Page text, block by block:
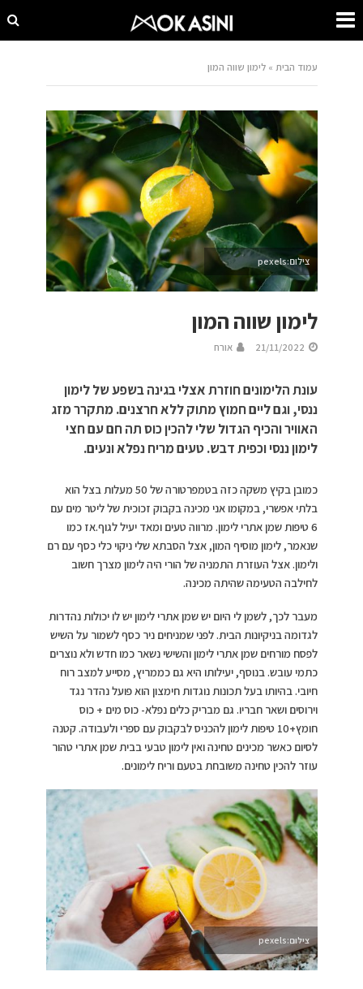
עמוד הבית »לימון שווה המון
צילום:pexels
לימון שווה המון
21/11/2022 אורח
עונת הלימונים חוזרת אצלי בגינה בשפע של לימון
ננסי, וגם ליים חמוץ מתוק ללא חרצנים. מתקרר מזג
האוויר והכיף הגדול שלי להכין כוס תה חם עם חצי
לימון ננסי וכפית דבש. טעים מריח נפלא ונעים.
כמובן בקיץ משקה כזה בטמפרטורה של 50 מעלות בצל הוא
בלתי אפשרי, במקומו אני מכינה בקבוק זכוכית של ליטר מים עם
6 טיפות שמן אתרי לימון. מרווה טעים ומאד יעיל לגוף.אז כמו
שנאמר, לימון מוסיף המון, אצל הסבתא שלי ניקוי כלי כסף עם רם
ולימון. אצל העוזרת התמניה של הורי היה לימון מצרך חשוב
לחילבה הטעימה שהיתה מכינה.
מעבר לכך, לשמן לי היום יש שמן אתרי לימון יש לו יכולות נהדרות
לגדומה בניקיונות הבית. לפני שמניחים ניר כסף לשמור על השיש
לפסח מורחים שמן אתרי לימון והשישי נשאר כמו חדש ולא נוצרים
כתמי עובש. בנוסף, יעילותו היא גם כממריץ, מסייע למצב רוח
חיובי. בהיותו בעל תכונות נוגדות חימצון הוא פועל נהדר נגד
וירוסים ושאר חבריו. גם מבריק כלים נפלא- כוס מים + כוס
חומץ+10 טיפות לימון להכניס לבקבוק עם ספרי ולעבודה. קטנה
לסיום כאשר מכינים טחינה ואין לימון טבעי בבית שמן אתרי טהור
עוזר להכין טחינה משובחת בטעם וריח לימונים.
צילום:pexels